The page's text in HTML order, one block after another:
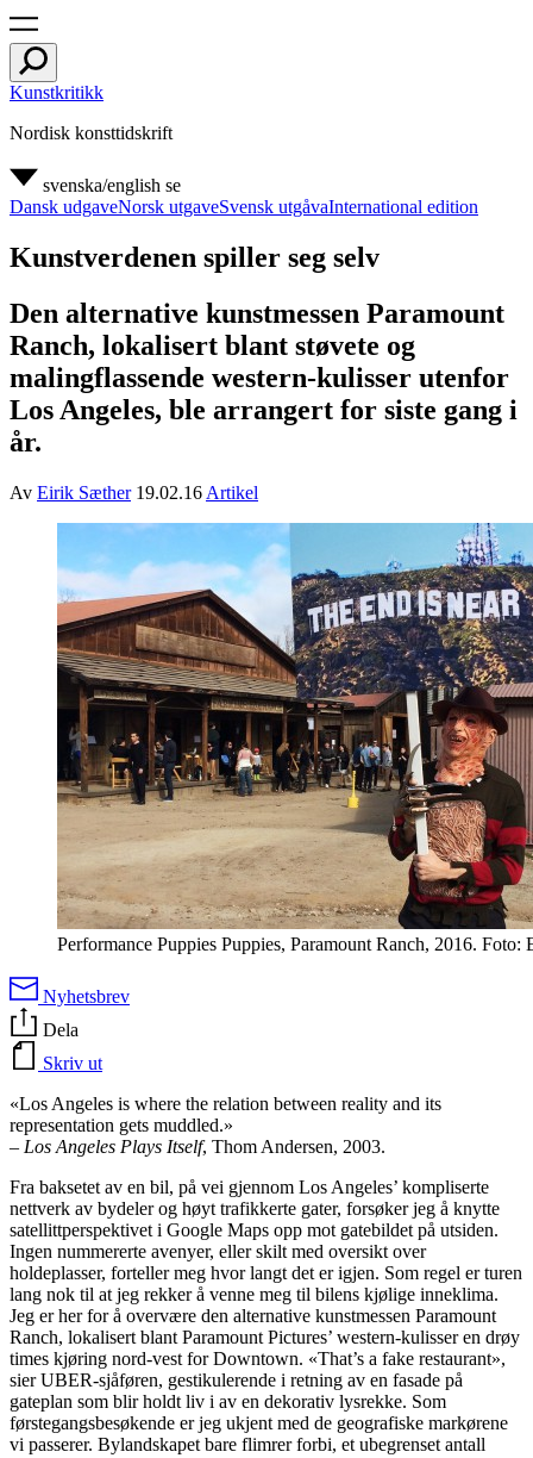
Kunstkritikk
Nordisk konsttidskrift
svenska/english se
Dansk udgaveNorsk utgaveSvensk utgåvaInternational edition
Kunstverdenen spiller seg selv
Den alternative kunstmessen Paramount
Ranch, lokalisert blant støvete og
malingflassende western-kulisser utenfor
Los Angeles, ble arrangert for siste gang i
år.
Av Eirik Sæther 19.02.16 Artikel
Performance Puppies Puppies, Paramount Ranch, 2016. Foto:
Nyhetsbrev
Dela
Skriv ut
«Los Angeles is where the relation between reality and its
representation gets muddled.»
– Los Angeles Plays Itself, Thom Andersen, 2003.
Fra baksetet av en bil, på vei gjennom Los Angeles’ kompliserte
nettverk av bydeler og høyt trafikkerte gater, forsøker jeg å knytte
satellittperspektivet i Google Maps opp mot gatebildet på utsiden.
Ingen nummererte avenyer, eller skilt med oversikt over
holdeplasser, forteller meg hvor langt det er igjen. Som regel er turen
lang nok til at jeg rekker å venne meg til bilens kjølige inneklima.
Jeg er her for å overvære den alternative kunstmessen Paramount
Ranch, lokalisert blant Paramount Pictures’ western-kulisser en drøy
times kjøring nord-vest for Downtown. «That’s a fake restaurant»,
sier UBER-sjåføren, gestikulerende i retning av en fasade på
gateplan som blir holdt liv i av en dekorativ lysrekke. Som
førstegangsbesøkende er jeg ukjent med de geografiske markørene
vi passerer. Bylandskapet bare flimrer forbi, et ubegrenset antall